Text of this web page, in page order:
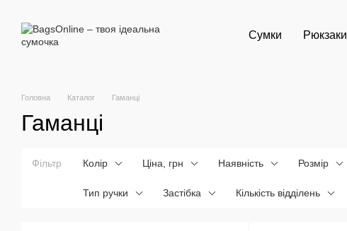
Сумки Рюкзаки
Головна Каталог Гаманці
Гаманці
Фільтр Колір Ціна, грн Наявність Розмір
Тип ручки Застібка Кількість відділень